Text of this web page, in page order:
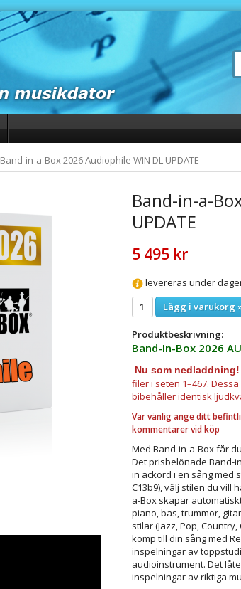
Band-in-a-Box 2026 Audiophile WIN DL UPDATE
Band-in-a-
UPDATE
5 495 kr
levereras under
Lägg i varukorg
Produktbeskrivning:
Band-In-Box 2026
Nu som nedladdning!
filer i seten 1–467.
bibehåller identisk
Var vänlig ange ditt
kommentarer vid köp
Med Band-in-a-Box får
Det prisbelönade Band-
in ackord i en sång med
C13b9), välj stilen du vill
a-Box skapar
piano, bas, trummor,
stilar (Jazz, Pop, Country,
komp till din sång med
inspelningar av
audioinstrument. Det
inspelningar av riktiga